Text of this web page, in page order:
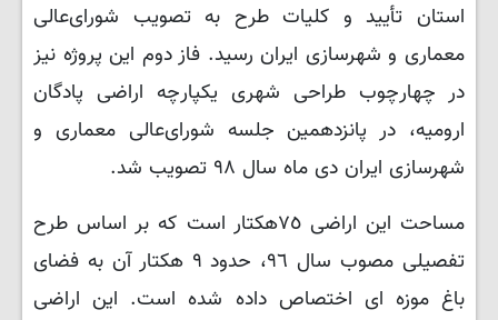
استان تأیید و کلیات طرح به تصویب شورای‌عالی
معماری و شهرسازی ایران رسید. فاز دوم این پروژه نیز
در چهارچوب طراحی شهری یکپارچه‌ اراضی پادگان
ارومیه، در پانزدهمین جلسه‌ شورای‌عالی معماری و
شهرسازی ایران دی ماه سال ٩٨ تصویب شد
.
مساحت این اراضی ٧٥هکتار است که بر اساس طرح
تفصیلی مصوب سال ٩٦، حدود ٩ هکتار آن به فضای
باغ موزه ای اختصاص داده شده است. این اراضی